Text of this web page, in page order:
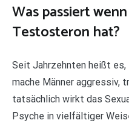
Was passiert
Testosteron hat?
Seit Jahrzehnten heißt
mache Männer aggressiv,
tatsächlich wirkt das
Psyche in vielfältiger